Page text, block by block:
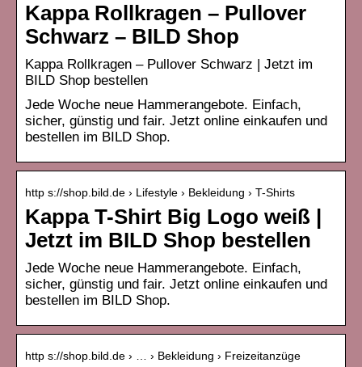
Kappa Rollkragen – Pullover
Schwarz – BILD Shop
Kappa Rollkragen – Pullover Schwarz | Jetzt im
BILD Shop bestellen
Jede Woche neue Hammerangebote. Einfach,
sicher, günstig und fair. Jetzt online einkaufen und
bestellen im BILD Shop.
http s://shop.bild.de › Lifestyle › Bekleidung › T-Shirts
Kappa T-Shirt Big Logo weiß |
Jetzt im BILD Shop bestellen
Jede Woche neue Hammerangebote. Einfach,
sicher, günstig und fair. Jetzt online einkaufen und
bestellen im BILD Shop.
http s://shop.bild.de › … › Bekleidung › Freizeitanzüge